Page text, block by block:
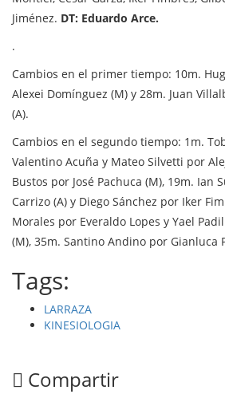
Jiménez. DT: Eduardo Arce.
.
Cambios en el primer tiempo: 10m.
Alexei Domínguez (M) y 28m. Juan
(A).
Cambios en el segundo tiempo: 1m.
Valentino Acuña y Mateo Silvetti por
Bustos por José Pachuca (M), 19m. Ian
Carrizo (A) y Diego Sánchez por Iker
Morales por Everaldo Lopes y Yael
(M), 35m. Santino Andino por Gianluca
Tags:
LARRAZA
KINESIOLOGIA
Compartir